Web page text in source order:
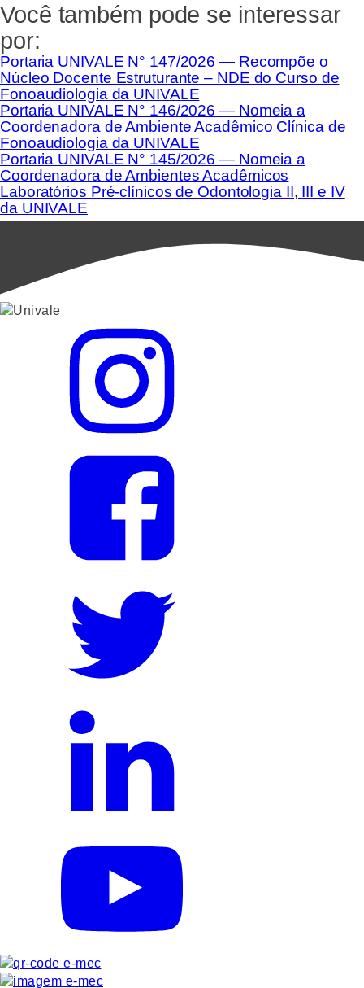
Você também pode se interessar
por:
Portaria UNIVALE N° 147/2026 — Recompõe o
Núcleo Docente Estruturante – NDE do Curso de
Fonoaudiologia da UNIVALE
Portaria UNIVALE N° 146/2026 — Nomeia a
Coordenadora de Ambiente Acadêmico Clínica de
Fonoaudiologia da UNIVALE
Portaria UNIVALE N° 145/2026 — Nomeia a
Coordenadora de Ambientes Acadêmicos
Laboratórios Pré-clínicos de Odontologia II, III e IV
da UNIVALE